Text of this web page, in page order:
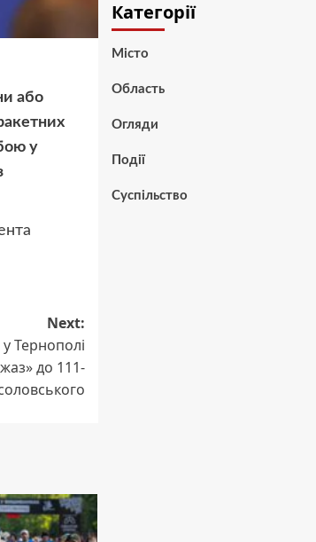
або
у
Next:
Тернополі
до 111-
Категорії
Місто
Область
Огляди
Події
Суспільство